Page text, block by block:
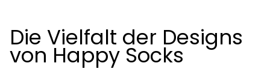
Die Vielfalt der Designs
von Happy Socks